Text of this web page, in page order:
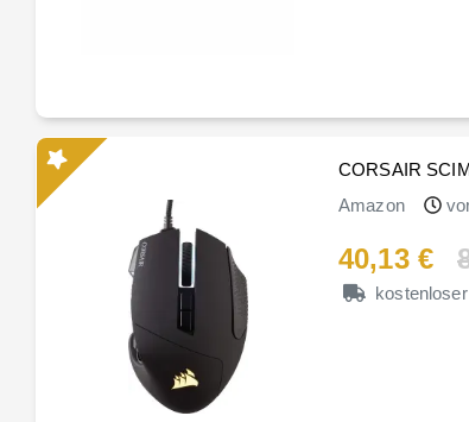
CORSAIR
Amazon
40,13 €